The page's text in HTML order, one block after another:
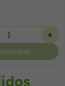
+